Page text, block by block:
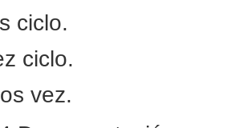
ciclo.
ciclo.
vez.